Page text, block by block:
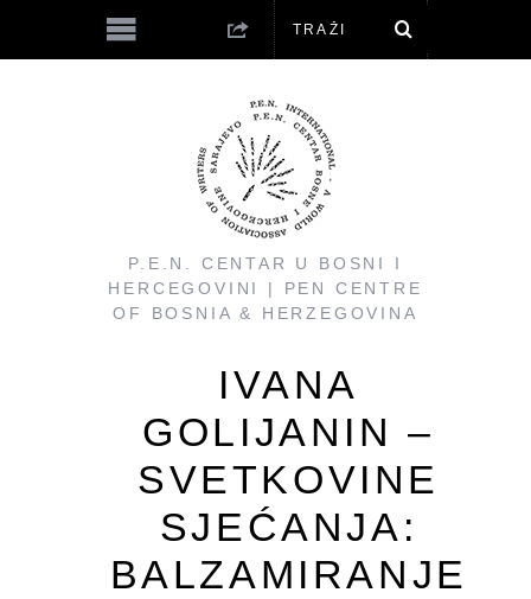
P.E.N. CENTAR U BOSNI I
HERCEGOVINI | PEN CENTRE
OF BOSNIA & HERZEGOVINA
IVANA
GOLIJANIN –
SVETKOVINE
SJEĆANJA:
BALZAMIRANJE